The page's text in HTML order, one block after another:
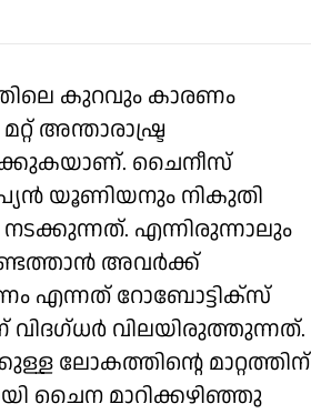
കുറവും കാരണം
അന്താരാഷ്ട്ര
ചൈനീസ്
യൂണിയനും നികുതി
എന്നിരുന്നാലും
അവർക്ക്
എന്നത് റോബോട്ടിക്സ്
വിദഗ്ധർ വിലയിരുത്തുന്നത്.
ലോകത്തിന്റെ മാറ്റത്തിന്
ചൈന മാറിക്കഴിഞ്ഞു